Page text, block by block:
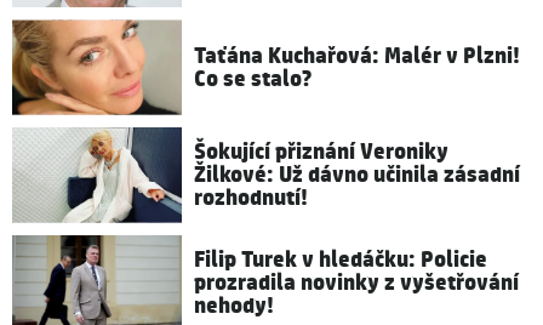
Taťána Kuchařová: Malér v Plzni!
Co se stalo?
Šokující přiznání Veroniky
Žilkové: Už dávno učinila zásadní
rozhodnutí!
Filip Turek v hledáčku: Policie
prozradila novinky z vyšetřování
nehody!